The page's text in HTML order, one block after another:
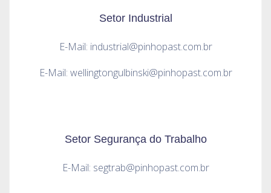
Setor Industrial
E-Mail: industrial@pinhopast.com.br
E-Mail: wellingtongulbinski@pinhopast.com.br
Setor Segurança do Trabalho
E-Mail: segtrab@pinhopast.com.br